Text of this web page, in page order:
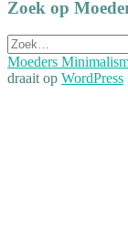
Zoek op
Zoek
naar:
Moeders
draait op WordPress